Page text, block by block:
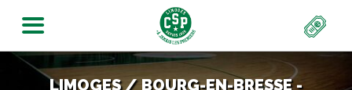
LIMOGES / BOURG-EN-BRESSE -